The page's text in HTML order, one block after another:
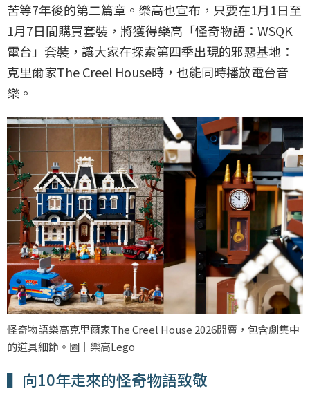
苦等7年後的第二篇章。樂高也宣布，只要在1月1日至
1月7日間購買套裝，將獲得樂高「怪奇物語：WSQK
電台」套裝，讓大家在探索第四季出現的邪惡基地：
克里爾家The Creel House時，也能同時播放電台音
樂。
怪奇物語樂高克里爾家The Creel House 2026開賣，包含劇集中
的道具細節。圖｜樂高Lego
▍向10年走來的怪奇物語致敬